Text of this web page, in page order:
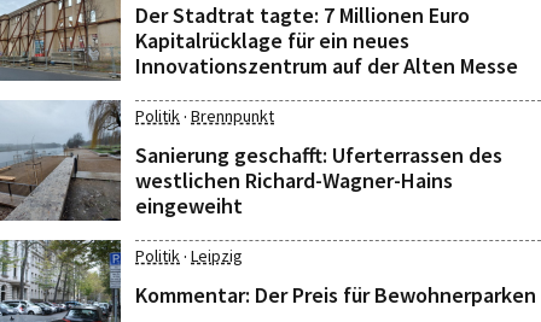
Der Stadtrat tagte: 7 Millionen Euro
Kapitalrücklage für ein neues
Innovationszentrum auf der Alten Messe
Politik· Brennpunkt
Sanierung geschafft: Uferterrassen des
westlichen Richard-Wagner-Hains
eingeweiht
Politik· Leipzig
Kommentar: Der Preis für Bewohnerparken